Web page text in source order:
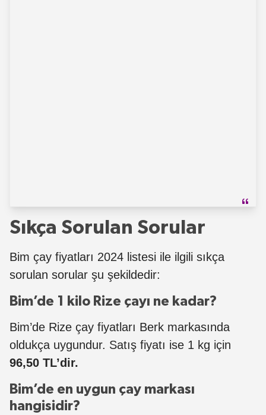
Sıkça Sorulan Sorular
Bim çay fiyatları 2024 listesi ile ilgili sıkça
sorulan sorular şu şekildedir:
Bim’de 1 kilo Rize çayı ne kadar?
Bim’de Rize çay fiyatları Berk markasında
oldukça uygundur. Satış fiyatı ise 1 kg için
96,50 TL’dir.
Bim’de en uygun çay markası
hangisidir?